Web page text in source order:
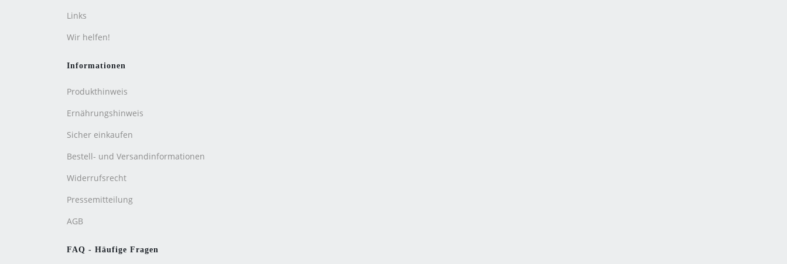
Links
Wir helfen!
Informationen
Produkthinweis
Ernährungshinweis
Sicher einkaufen
Bestell- und Versandinformationen
Widerrufsrecht
Pressemitteilung
AGB
FAQ - Häufige Fragen